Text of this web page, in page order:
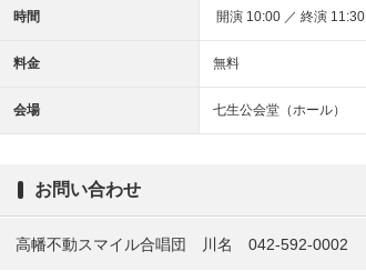
時間 開演 10:00 ／ 終演 11:30
料金 無料
会場 七生公会堂（ホール）
お問い合わせ
高幡不動スマイル合唱団 川名 042-592-0002